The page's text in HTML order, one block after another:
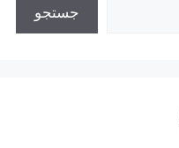
جستجو